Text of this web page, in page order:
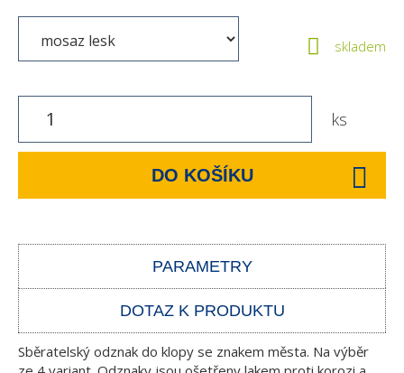
skladem
ks
DO KOŠÍKU
PARAMETRY
DOTAZ K PRODUKTU
Sběratelský odznak do klopy se znakem města. Na výběr